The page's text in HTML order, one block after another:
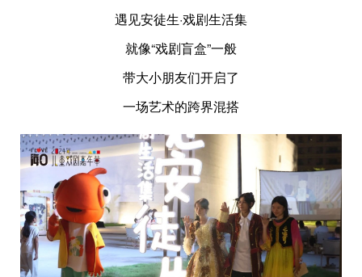
遇见安徒生·戏剧生活集
就像“戏剧盲盒”一般
带大小朋友们开启了
一场艺术的跨界混搭